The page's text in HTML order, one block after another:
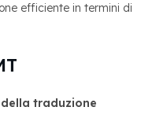
efficiente in termini di
traduzione